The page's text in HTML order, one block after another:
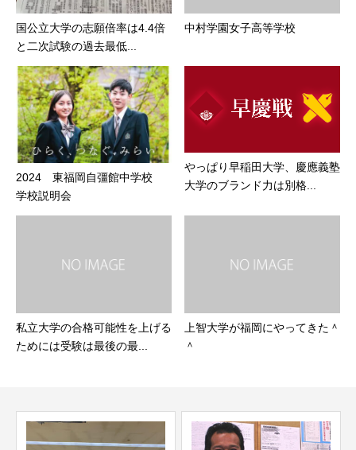
国公立大学の志願倍率は4.4倍
と二次試験の過去最低...
中村学園女子高等学校
2024 東福岡自彊館中学校
学校説明会
やっぱり早稲田大学、慶應義塾
大学のブランド力は別格...
私立大学の合格可能性を上げる
ためには受験は最後の最...
上智大学が福岡にやってきた＾
＾